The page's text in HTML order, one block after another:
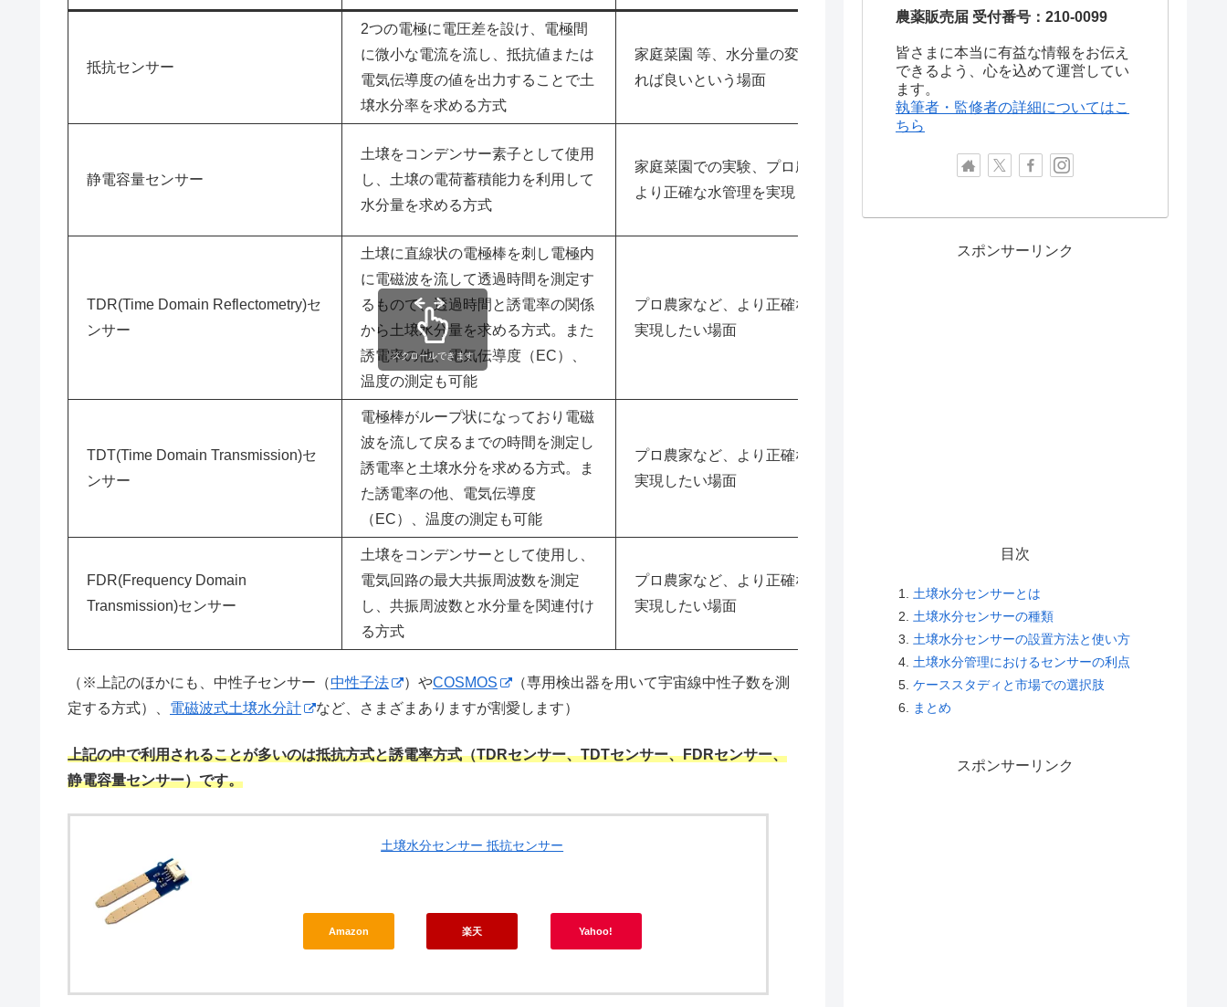
抵抗センサー
2つの電極に電圧差を設け、電極間
に微小な電流を流し、抵抗値または
電気伝導度の値を出力することで土
壌水分率を求める方式
家庭菜園 等、水分量の変化がわか
れば良いという場面
低価格
静電容量センサー
土壌をコンデンサー素子として使用
し、土壌の電荷蓄積能力を利用して
水分量を求める方式
家庭菜園での実験、プロ農家など、
より正確な水管理を実現したい場面
・比較的安価
TDR(Time Domain Reflectometry)セ
ンサー
土壌に直線状の電極棒を刺し電極内
に電磁波を流して透過時間を測定す
るもので、透過時間と誘電率の関係
から土壌水分量を求める方式。また
誘電率の他、電気伝導度（EC）、
温度の測定も可能
プロ農家など、より正確な水管理を
実現したい場面
TDT(Time Domain Transmission)セ
ンサー
電極棒がループ状になっており電磁
波を流して戻るまでの時間を測定し
誘電率と土壌水分を求める方式。ま
た誘電率の他、電気伝導度
（EC）、温度の測定も可能
プロ農家など、より正確な水管理を
実現したい場面
FDR(Frequency Domain
Transmission)センサー
土壌をコンデンサーとして使用し、
電気回路の最大共振周波数を測定
し、共振周波数と水分量を関連付け
る方式
プロ農家など、より正確な水管理を
実現したい場面
−
スクロールできます
（※上記のほかにも、中性子センサー（中性子法 ）やCOSMOS
（専用検出器を用いて宇宙線中性子数を測
定する方式）、 電磁波式土壌水分計 など、さまざまありますが割愛します）
上記の中で利用されることが多いのは抵抗方式と誘電率方式（TDRセンサー、TDTセンサー、FDRセンサー、
静電容量センサー）です。
土壌水分センサー 抵抗センサー
Amazon 楽天 Yahoo!
農薬販売届 受付番号：210-0099
皆さまに本当に有益な情報をお伝え
できるよう、心を込めて運営してい
ます。
執筆者・監修者の詳細についてはこ
ちら
スポンサーリンク
目次
土壌水分センサーとは
土壌水分センサーの種類
土壌水分センサーの設置方法と使い方
土壌水分管理におけるセンサーの利点
ケーススタディと市場での選択肢
まとめ
スポンサーリンク